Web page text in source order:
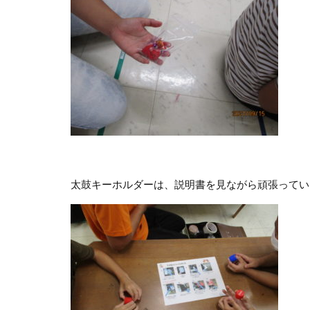
太鼓キーホルダーは、説明書を見ながら頑張って